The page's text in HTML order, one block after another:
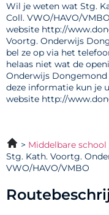
Wil je weten wat Stg.
Coll. VWO/HAVO/
website http://
Voortg. Onderwijs
bel ze op via het
helaas niet wat de
Onderwijs Dongemond
deze informatie kun je
website http://
Middelbare school
Stg. Kath. Voortg.
VWO/HAVO/VMBO